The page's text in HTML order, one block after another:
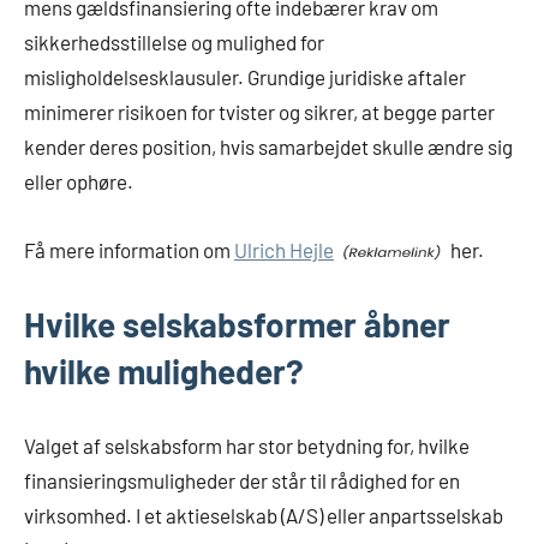
mens gældsfinansiering ofte indebærer krav om
sikkerhedsstillelse og mulighed for
misligholdelsesklausuler. Grundige juridiske aftaler
minimerer risikoen for tvister og sikrer, at begge parter
kender deres position, hvis samarbejdet skulle ændre sig
eller ophøre.
Få mere information om Ulrich Hejle her.
Hvilke selskabsformer åbner
hvilke muligheder?
Valget af selskabsform har stor betydning for, hvilke
finansieringsmuligheder der står til rådighed for en
virksomhed. I et aktieselskab (A/S) eller anpartsselskab